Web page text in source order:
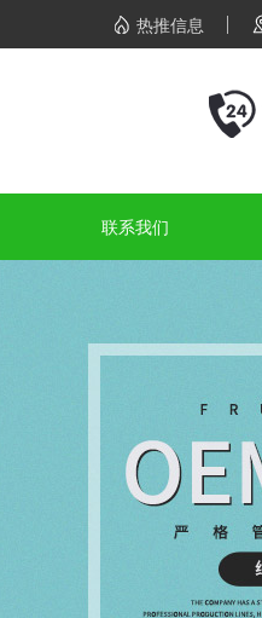
热推信息
联系我们